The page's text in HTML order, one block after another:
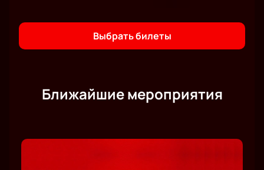
Выбрать билеты
Ближайшие мероприятия